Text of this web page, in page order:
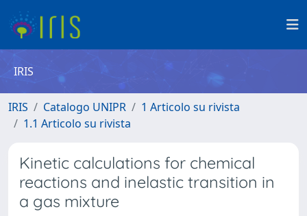
IRIS
IRIS Catalogo UNIPR
1 Articolo su rivista
1.1 Articolo su rivista
Kinetic calculations for chemical
reactions and inelastic transition in
a gas mixture